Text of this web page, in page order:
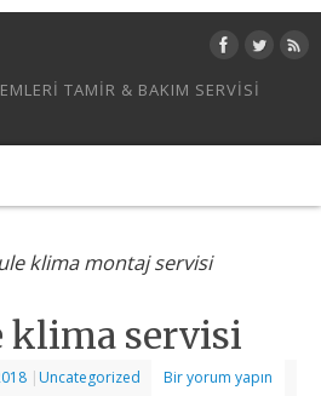
TAMIR & BAKIM SERVISI
klima montaj servisi
klima servisi
| Uncategorized Bir yorum yapın